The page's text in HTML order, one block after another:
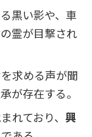
黒い影や、車
霊が目撃され
求める声が聞
が存在する。
れており、 興